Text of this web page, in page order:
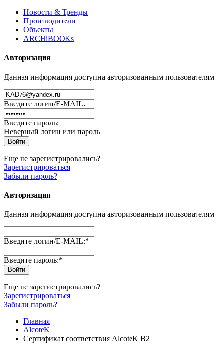
Новости & Тренды
Производители
Объекты
ARCHiBOOKs
Авторизация
Данная информация доступна авторизованным пользователям
Введите логин/E-MAIL:
Введите пароль:
Неверный логин или пароль
Еще не зарегистрировались?
Зарегистрироваться
Забыли пароль?
Авторизация
Данная информация доступна авторизованным пользователям
Введите логин/E-MAIL:*
Введите пароль:*
Еще не зарегистрировались?
Зарегистрироваться
Забыли пароль?
Главная
AlcoteK
Сертификат соответствия AlcoteK B2